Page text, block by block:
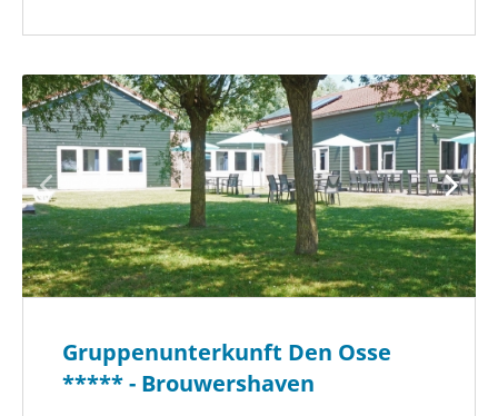
Gruppenunterkunft Den Osse
***** - Brouwershaven